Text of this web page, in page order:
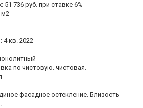
736 руб. при ставке 6%
м2
4 кв. 2022
по чистовую. чистовая.
фасадное остекление. Близость